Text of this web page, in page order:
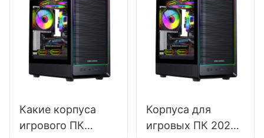
покупке?
будущее с новыми
компонентами?
Какие корпуса
игрового ПК
Корпуса для
игровых ПК 2025: